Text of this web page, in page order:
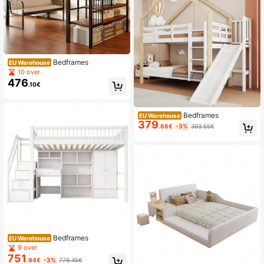
EU Warehouse Bedframes
10 over
476.10€
EU Warehouse Bedframes
9 over
751.94€ -3% 779.45€
EU Warehouse Bedframes
379.66€ -3% 393.55€